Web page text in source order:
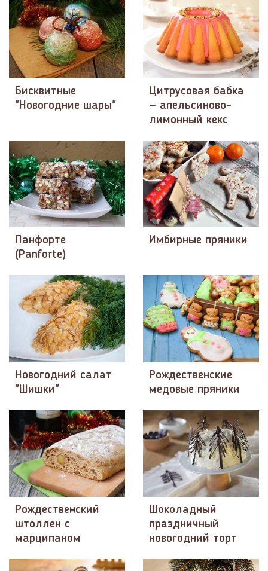
Бисквитные
"Новогодние шары"
Цитрусовая бабка
— апельсиново-
лимонный кекс
Панфорте
(Panforte)
Имбирные пряники
Новогодний салат
"Шишки"
Рождественские
медовые пряники
Рождественский
штоллен с
марципаном
Шоколадный
праздничный
новогодний торт